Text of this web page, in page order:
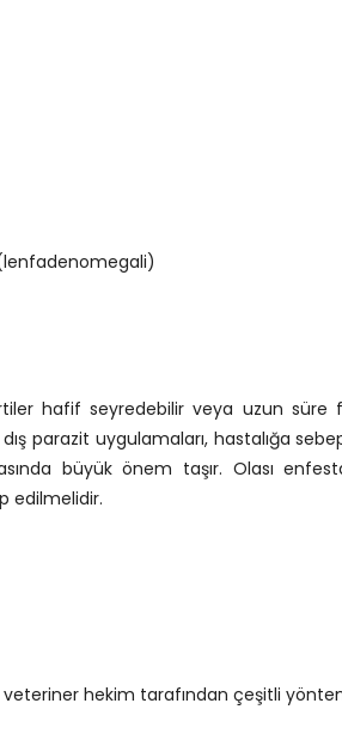
hafif seyredebilir veya uzun
parazit uygulamaları, hastalığa
büyük önem taşır. Olası
edilmelidir.
veteriner hekim tarafından çeşitli